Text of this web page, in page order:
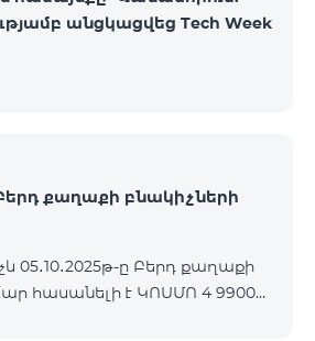
անցկացվեց Tech Week
քաղաքի բնակիչների
05․10․2025թ-ը Բերդ քաղաքի
հասանելի է ԿՈՍՄՈ 4 9900